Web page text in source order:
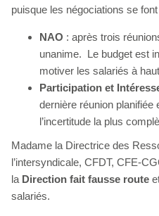
puisque les négociations se font
NAO : après trois
unanime. Le budget est
motiver les salariés à
Participation et
dernière réunion
l’incertitude la plus
Madame la Directrice des
l’intersyndicale, CFDT, CFE-
la Direction fait fausse route
salariés.